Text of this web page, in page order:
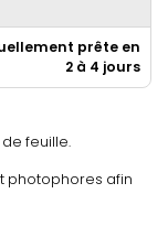
prête en
2 à 4 jours
feuille.
photophores afin